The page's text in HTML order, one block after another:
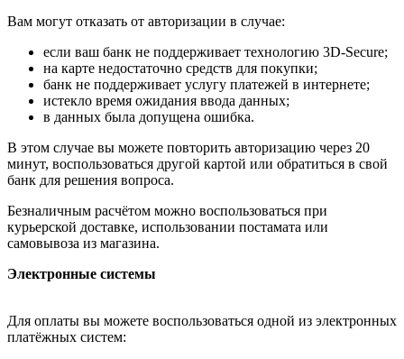
Вам могут отказать от авторизации в случае:
если ваш банк не поддерживает технологию 3D-Secure;
на карте недостаточно средств для покупки;
банк не поддерживает услугу платежей в интернете;
истекло время ожидания ввода данных;
в данных была допущена ошибка.
В этом случае вы можете повторить авторизацию через 20
минут, воспользоваться другой картой или обратиться в свой
банк для решения вопроса.
Безналичным расчётом можно воспользоваться при
курьерской доставке, использовании постамата или
самовывоза из магазина.
Электронные системы
Для оплаты вы можете воспользоваться одной из электронных
платёжных систем: